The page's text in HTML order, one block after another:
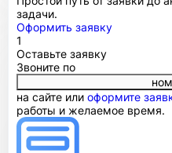
задачи.
Оформить заявку
1
Оставьте заявку
Звоните по
на сайте или оформите
работы и желаемое время.